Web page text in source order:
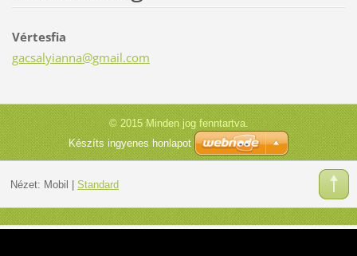
Vértesfia
gacsalyianna@gmail.com
© 2015 Minden jog fenntartva.
Készíts ingyenes honlapot
Nézet: Mobil Standard